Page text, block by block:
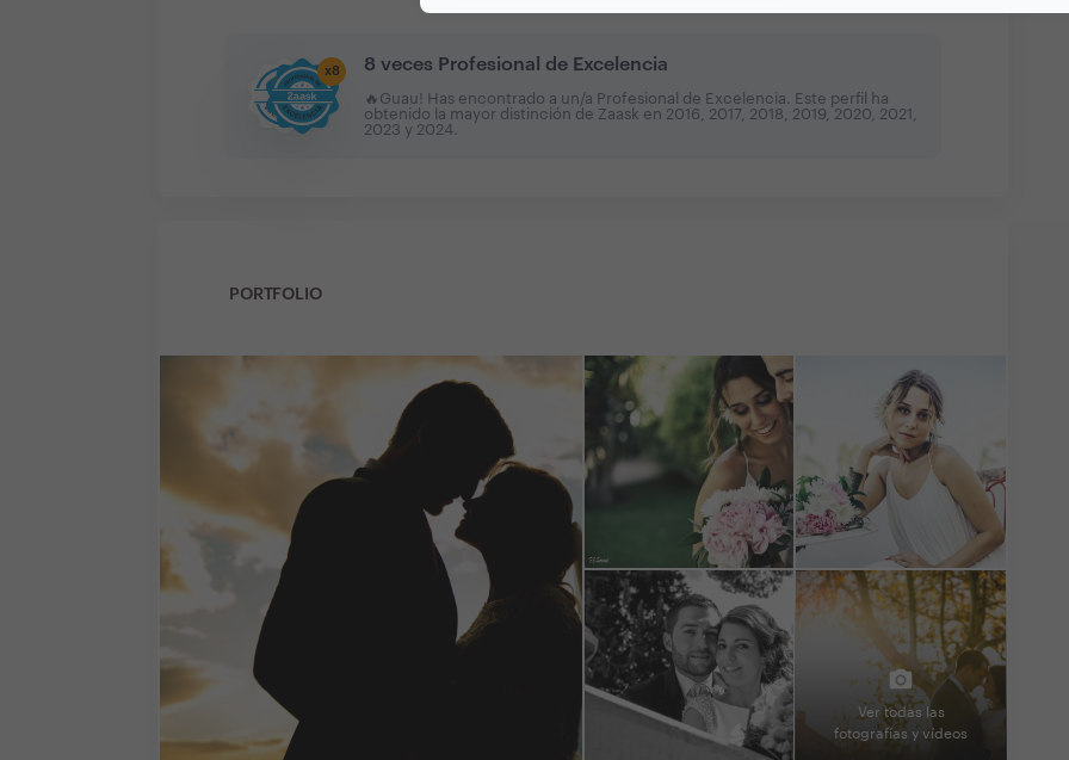
x8 8 veces Profesional de Excelencia
🔥Guau! Has encontrado a un/a Profesional de Excelencia. Este perfil ha
obtenido la mayor distinción de Zaask en 2016, 2017, 2018, 2019, 2020, 2021,
2023 y 2024
PORTFOLIO
Ver todas las
fotografías y vídeos